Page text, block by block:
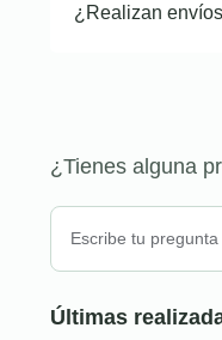
¿Realizan
¿Tienes alguna
Últimas